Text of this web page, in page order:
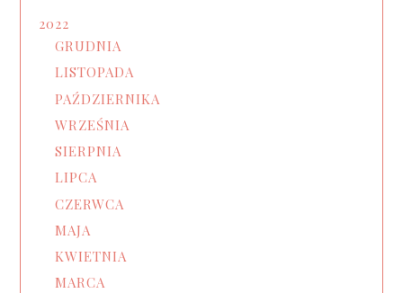
2022
GRUDNIA
LISTOPADA
PAŹDZIERNIKA
WRZEŚNIA
SIERPNIA
LIPCA
CZERWCA
MAJA
KWIETNIA
MARCA